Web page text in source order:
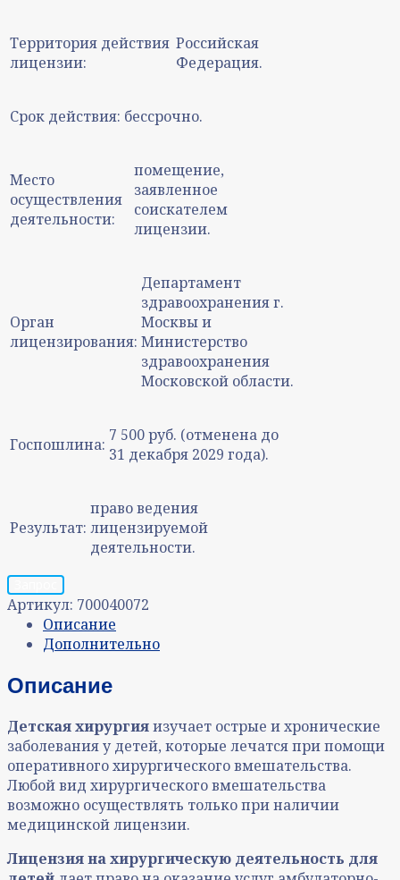
Территория действия
лицензии:
Российская
Федерация.
Срок действия: бессрочно.
Место
осуществления
деятельности:
помещение,
заявленное
соискателем
лицензии.
Орган
лицензирования:
Департамент
здравоохранения г.
Москвы и
Министерство
здравоохранения
Московской области.
Госпошлина: 7 500 руб. (отменена до
31 декабря 2029 года).
Результат:
право ведения
лицензируемой
деятельности.
Артикул: 700040072
Описание
Дополнительно
Описание
Детская хирургияизучает острые и хронические
заболевания у детей, которые лечатся при помощи
оперативного хирургического вмешательства.
Любой вид хирургического вмешательства
возможно осуществлять только при наличии
медицинской лицензии.
Лицензия на хирургическую деятельность для